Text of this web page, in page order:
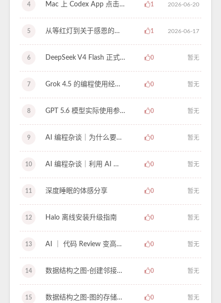
4 Mac 上 Codex App 点击 Pet 返回窗口，输入框无法重新聚焦的问题与暂时解法 1 2026-06-20
5 从等红灯到关于感恩的领悟 1 2026-06-17
6 DeepSeek V4 Flash 正式版体验 0 暂无
7 Grok 4.5 的编程使用经验分享，利用速度优势，指哪打哪 0 暂无
8 GPT 5.6 模型实际使用参考，及个人主观体验及分享 0 暂无
9 AI 编程杂谈｜为什么要避免 AI 黑盒带来的失控死循环 - 2 0 暂无
10 AI 编程杂谈｜利用 AI 的模仿能力避免黑盒 - 1 0 暂无
11 深度睡眠的体感分享 0 暂无
12 Halo 离线安装升级指南 0 暂无
13 AI ｜ 代码 Review 变高级了？还是难以理解 0 暂无
14 数据结构之图-创建邻接矩阵图结构-学习笔记-65 0 暂无
15 数据结构之图-图的存储结构-学习笔记-64 0 暂无